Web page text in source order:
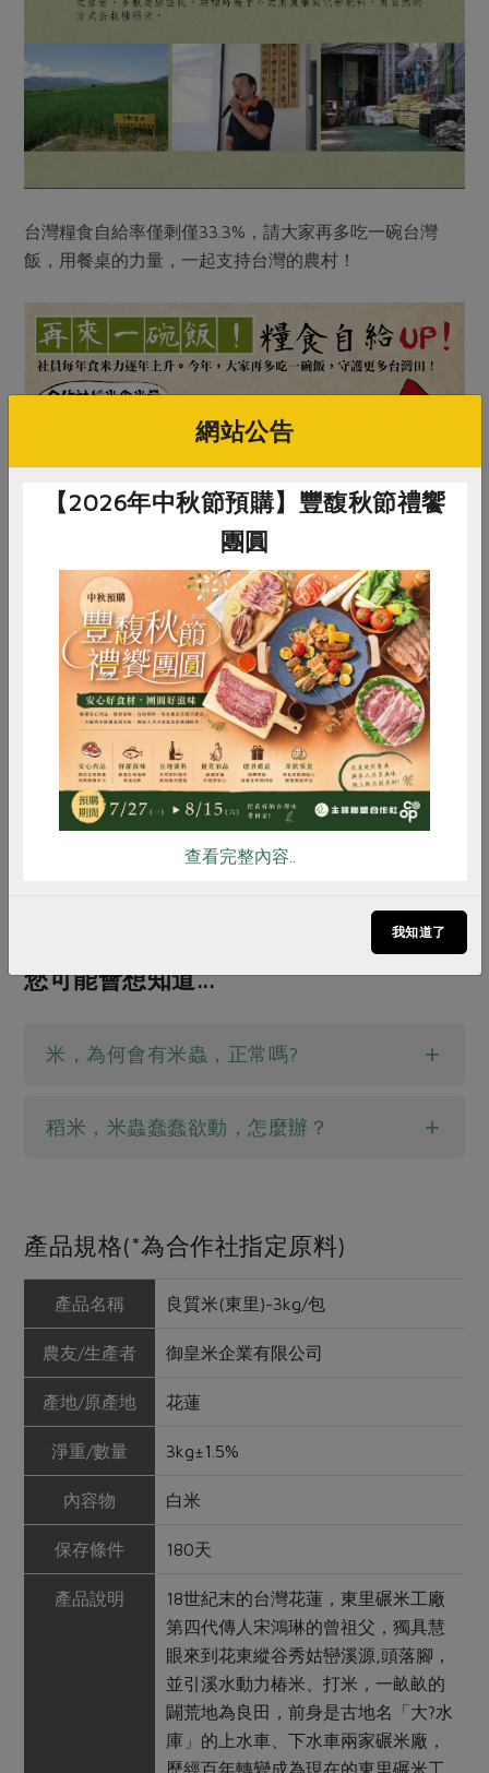
台灣糧食自給率僅剩僅33.3%，請大家再多吃一碗台灣
飯，用餐桌的力量，一起支持台灣的農村！
您可能會想知道...
米，為何會有米蟲，正常嗎?
稻米，米蟲蠢蠢欲動，怎麼辦？
產品規格(*為合作社指定原料)
產品名稱 良質米(東里)-3kg/包
農友/生產者 御皇米企業有限公司
產地/原產地 花蓮
淨重/數量 3kg±1.5%
內容物 白米
保存條件 180天
產品說明
18世紀末的台灣花蓮，東里碾米工廠
第四代傳人宋鴻琳的曾祖父，獨具慧
眼來到花東縱谷秀姑巒溪源,頭落腳，
並引溪水動力椿米、打米，一畝畝的
闢荒地為良田，前身是古地名「大?水
庫」的上水車、下水車兩家碾米廠，
歷經百年轉變成為現在的東里碾米工
惜食 RPET 食譜 減硝酸鹽
雞蛋 食安 共同購買
網站公告
【2026年中秋節預購】豐馥秋節禮饗
團圓
查看完整內容..
我知道了